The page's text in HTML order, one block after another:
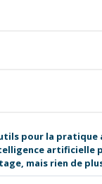
pour la
artificielle
mais rien de